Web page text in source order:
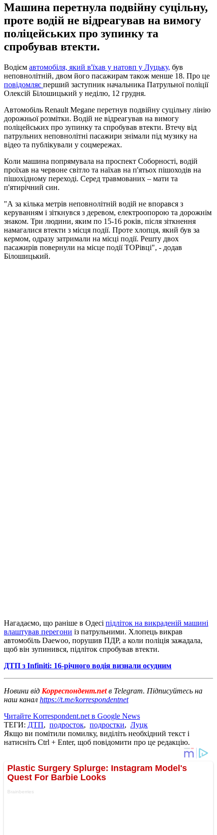
Машина перетнула подвійну суцільну,
проте водій не відреагував на вимогу
поліцейських про зупинку та
спробував втекти.
Водієм автомобіля, який в'їхав у натовп у Луцьку, був
неповнолітній, двом його пасажирам також менше 18. Про це
повідомляє перший заступник начальника Патрульної поліції
Олексій Білошицький у неділю, 12 грудня.
Автомобіль Renault Megane перетнув подвійну суцільну лінію
дорожньої розмітки. Водій не відреагував на вимогу
поліцейських про зупинку та спробував втекти. Втечу від
патрульних неповнолітні пасажири знімали під музику на
відео та публікували у соцмережах.
Коли машина попрямувала на проспект Соборності, водій
проїхав на червоне світло та наїхав на п'ятьох пішоходів на
пішохідному переході. Серед травмованих – мати та
п'ятирічний син.
"А за кілька метрів неповнолітній водій не впорався з
керуванням і зіткнувся з деревом, електроопорою та дорожнім
знаком. Три людини, яким по 15-16 років, після зіткнення
намагалися втекти з місця події. Проте хлопця, який був за
кермом, одразу затримали на місці події. Решту двох
пасажирів повернули на місце події ТОРівці", - додав
Білошицький.
Нагадаємо, що раніше в Одесі підліток на викраденій машині
влаштував перегони із патрульними. Хлопець викрав
автомобіль Daewoo, порушив ПДР, а коли поліція зажадала,
щоб він зупинився, підліток спробував втекти.
ДТП з Infiniti: 16-річного водія визнали осудним
Новини від Корреспондент.netв Telegram. Підписуйтесь на
наш канал https://t.me/korrespondentnet
Читайте Korrespondent.net в Google News
ТЕГИ: ДТП, подросток, подростки, Луцк
Якщо ви помітили помилку, виділіть необхідний текст і
натисніть Ctrl + Enter, щоб повідомити про це редакцію.